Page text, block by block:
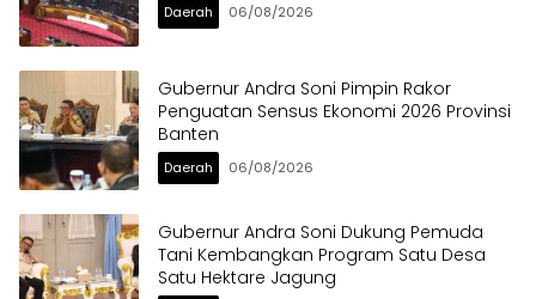
Daerah 06/08/2026
Gubernur Andra Soni Pimpin Rakor
Penguatan Sensus Ekonomi 2026 Provinsi
Banten
Daerah 06/08/2026
Gubernur Andra Soni Dukung Pemuda
Tani Kembangkan Program Satu Desa
Satu Hektare Jagung